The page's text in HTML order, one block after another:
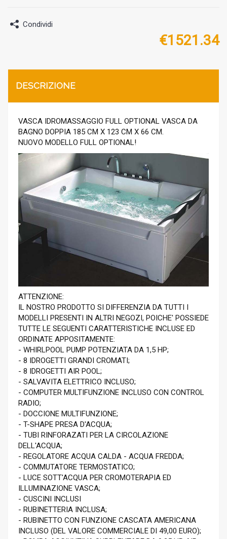
Condividi
€1521.34
DESCRIZIONE
VASCA IDROMASSAGGIO FULL OPTIONAL VASCA DA
BAGNO DOPPIA 185 CM X 123 CM X 66 CM.
NUOVO MODELLO FULL OPTIONAL!
ATTENZIONE:
IL NOSTRO PRODOTTO SI DIFFERENZIA DA TUTTI I
MODELLI PRESENTI IN ALTRI NEGOZI, POICHE' POSSIEDE
TUTTE LE SEGUENTI CARATTERISTICHE INCLUSE ED
ORDINATE APPOSITAMENTE:
- WHIRLPOOL PUMP POTENZIATA DA 1,5 HP;
- 8 IDROGETTI GRANDI CROMATI;
- 8 IDROGETTI AIR POOL;
- SALVAVITA ELETTRICO INCLUSO;
- COMPUTER MULTIFUNZIONE INCLUSO CON CONTROL
RADIO;
- DOCCIONE MULTIFUNZIONE;
- T-SHAPE PRESA D'ACQUA;
- TUBI RINFORAZATI PER LA CIRCOLAZIONE
DELL'ACQUA;
- REGOLATORE ACQUA CALDA - ACQUA FREDDA;
- COMMUTATORE TERMOSTATICO;
- LUCE SOTT'ACQUA PER CROMOTERAPIA ED
ILLUMINAZIONE VASCA;
- CUSCINI INCLUSI
- RUBINETTERIA INCLUSA;
- RUBINETTO CON FUNZIONE CASCATA AMERICANA
INCLUSO (DEL VALORE COMMERCIALE DI 49,00 EURO);